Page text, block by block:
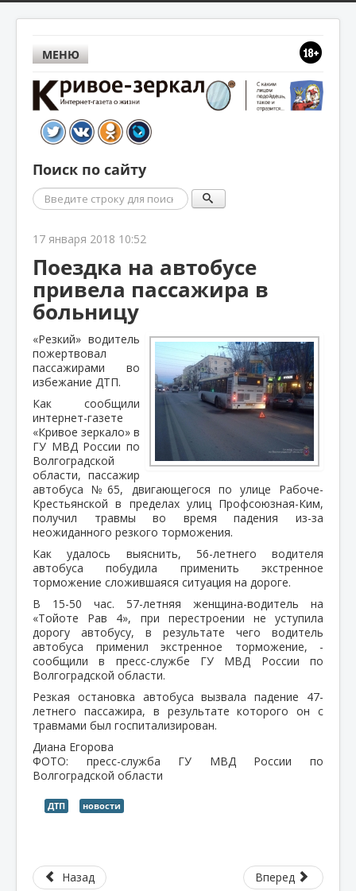
МЕНЮ
Поиск по сайту
Поиск
17 января 2018 10:52
Поездка на автобусе
привела пассажира в
больницу
«Резкий» водитель
пожертвовал
пассажирами во
избежание ДТП.
Как сообщили
интернет-газете
«Кривое зеркало» в
ГУ МВД России по
Волгоградской
области, пассажир
автобуса №65, двигающегося по улице Рабоче-
Крестьянской в пределах улиц Профсоюзная-Ким,
получил травмы во время падения из-за
неожиданного резкого торможения.
Как удалось выяснить, 56-летнего водителя
автобуса побудила применить экстренное
торможение сложившаяся ситуация на дороге.
В 15-50 час. 57-летняя женщина-водитель на
«Тойоте Рав 4», при перестроении не уступила
дорогу автобусу, в результате чего водитель
автобуса применил экстренное торможение, -
сообщили в пресс-службе ГУ МВД России по
Волгоградской области.
Резкая остановка автобуса вызвала падение 47-
летнего пассажира, в результате которого он с
травмами был госпитализирован.
Диана Егорова
ФОТО: пресс-служба ГУ МВД России по
Волгоградской области
ДТП новости
Назад Вперед